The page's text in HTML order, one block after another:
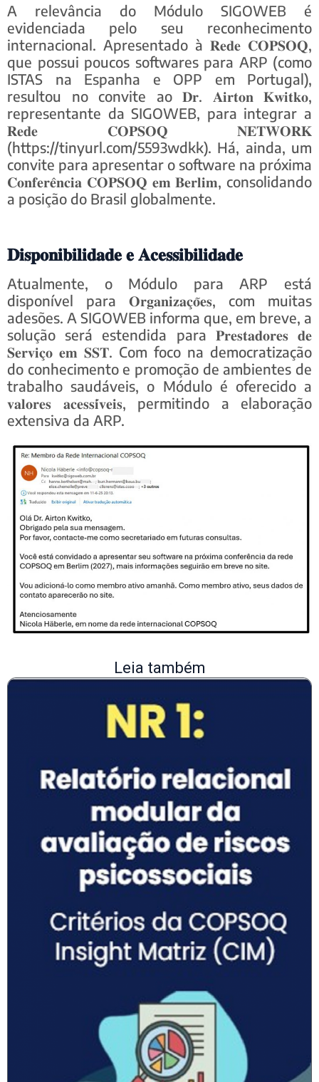
A relevância do Módulo SIGOWEB é
evidenciada pelo seu reconhecimento
internacional. Apresentado à 𝐑𝐞𝐝𝐞 𝐂𝐎𝐏𝐒𝐎𝐐,
que possui poucos softwares para ARP (como
ISTAS na Espanha e OPP em Portugal),
resultou no convite ao 𝐃𝐫. 𝐀𝐢𝐫𝐭𝐨𝐧 𝐊𝐰𝐢𝐭𝐤𝐨,
representante da SIGOWEB, para integrar a
𝐑𝐞𝐝𝐞 𝐂𝐎𝐏𝐒𝐎𝐐 𝐍𝐄𝐓𝐖𝐎𝐑𝐊
(https://tinyurl.com/5593wdkk). Há, ainda, um
convite para apresentar o software na próxima
𝐂𝐨𝐧𝐟𝐞𝐫𝐞̂𝐧𝐜𝐢𝐚 𝐂𝐎𝐏𝐒𝐎𝐐 𝐞𝐦 𝐁𝐞𝐫𝐥𝐢𝐦, consolidando
a posição do Brasil globalmente.
𝐃𝐢𝐬𝐩𝐨𝐧𝐢𝐛𝐢𝐥𝐢𝐝𝐚𝐝𝐞 𝐞 𝐀𝐜𝐞𝐬𝐬𝐢𝐛𝐢𝐥𝐢𝐝𝐚𝐝𝐞
Atualmente, o Módulo para ARP está
disponível para 𝐎𝐫𝐠𝐚𝐧𝐢𝐳𝐚𝐜̧𝐨̃𝐞𝐬, com muitas
adesões. A SIGOWEB informa que, em breve, a
solução será estendida para 𝐏𝐫𝐞𝐬𝐭𝐚𝐝𝐨𝐫𝐞𝐬 𝐝𝐞
𝐒𝐞𝐫𝐯𝐢𝐜̧𝐨 𝐞𝐦 𝐒𝐒𝐓. Com foco na democratização
do conhecimento e promoção de ambientes de
trabalho saudáveis, o Módulo é oferecido a
𝐯𝐚𝐥𝐨𝐫𝐞𝐬 𝐚𝐜𝐞𝐬𝐬𝐢́𝐯𝐞𝐢𝐬, permitindo a elaboração
extensiva da ARP.
Leia também